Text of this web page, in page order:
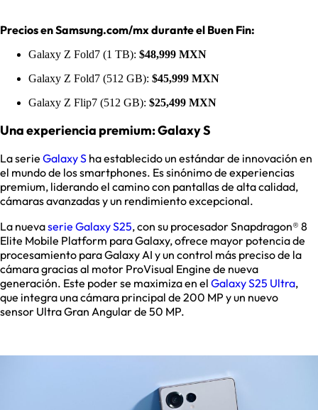
Precios en Samsung.com/mx durante el Buen Fin:
Galaxy Z Fold7 (1 TB): $48,999 MXN
Galaxy Z Fold7 (512 GB): $45,999 MXN
Galaxy Z Flip7 (512 GB): $25,499 MXN
Una experiencia premium: Galaxy S
La serie Galaxy S ha establecido un estándar de innovación en
el mundo de los smartphones. Es sinónimo de experiencias
premium, liderando el camino con pantallas de alta calidad,
cámaras avanzadas y un rendimiento excepcional.
La nuevaserie Galaxy S25, con su procesador Snapdragon® 8
Elite Mobile Platform para Galaxy, ofrece mayor potencia de
procesamiento para Galaxy AI y un control más preciso de la
cámara gracias al motor ProVisual Engine de nueva
generación. Este poder se maximiza en el Galaxy S25 Ultra,
que integra una cámara principal de 200 MP y un nuevo
sensor Ultra Gran Angular de 50 MP.